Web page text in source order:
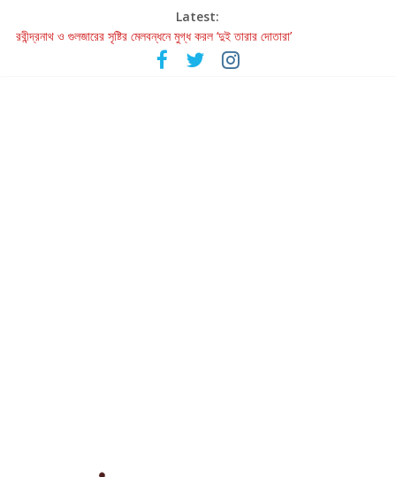
Latest:
রবীন্দ্রনাথ ও গুলজারের সৃষ্টির মেলবন্ধনে মুগ্ধ করল ‘দুই তারার দোতারা’
কলের গান থেকে রীলস্ — বাঙালির গান শোনার বিবর্তনের গল্প
জগন্নাথমঙ্গলম্ — বাংলায় প্রথমবার মঞ্চে এবার রথযাত্রার উদযাপন